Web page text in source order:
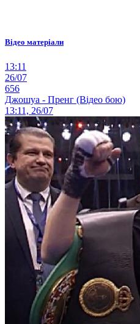
Відео матеріали
13:11
26/07
656
Джошуа - Пренг (Відео бою)
13:11, 26/07